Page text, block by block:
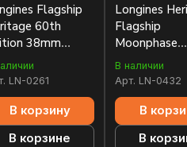
Flagship
60th
38mm
LN-0261
В корзину
В корзине
Longines
Flagship
Moonphase
В наличии
Арт. LN-0432
В
В